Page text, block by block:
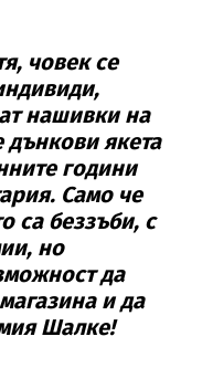
човек се
нашивки на
якета
години
Само че
са беззъби, с
но
да
и да
Шалке!